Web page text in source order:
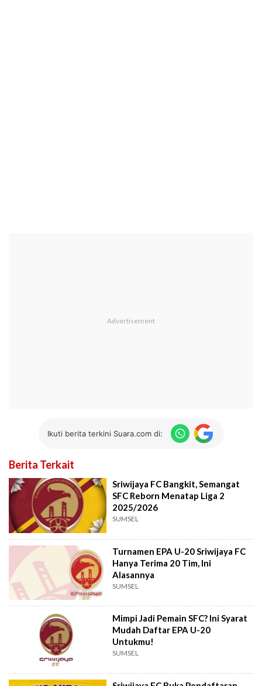
Ikuti berita terkini Suara.com di:
Berita Terkait
Sriwijaya FC Bangkit, Semangat
SFC Reborn Menatap Liga 2
2025/2026
SUMSEL
Turnamen EPA U-20 Sriwijaya FC
Hanya Terima 20 Tim, Ini
Alasannya
SUMSEL
Mimpi Jadi Pemain SFC? Ini Syarat
Mudah Daftar EPA U-20
Untukmu!
SUMSEL